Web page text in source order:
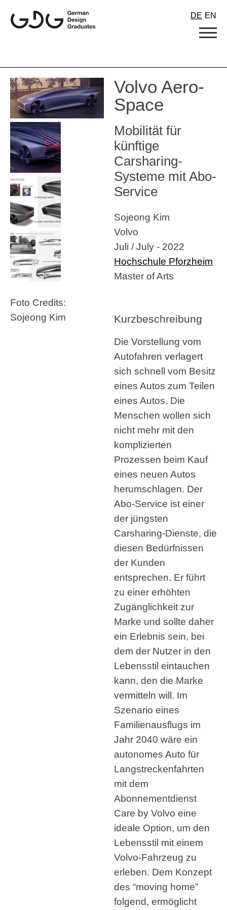
content
DE EN
Foto Credits:
Sojeong Kim
Volvo Aero-
Space
Mobilität für
künftige
Carsharing-
Systeme mit Abo-
Service
Sojeong Kim
Volvo
Juli / July - 2022
Hochschule Pforzheim
Master of Arts
Kurzbeschreibung
Die Vorstellung vom
Autofahren verlagert
sich schnell vom Besitz
eines Autos zum Teilen
eines Autos. Die
Menschen wollen sich
nicht mehr mit den
komplizierten
Prozessen beim Kauf
eines neuen Autos
herumschlagen. Der
Abo-Service ist einer
der jüngsten
Carsharing-Dienste, die
diesen Bedürfnissen
der Kunden
entsprechen. Er führt
zu einer erhöhten
Zugänglichkeit zur
Marke und sollte daher
ein Erlebnis sein, bei
dem der Nutzer in den
Lebensstil eintauchen
kann, den die Marke
vermitteln will. Im
Szenario eines
Familienausflugs im
Jahr 2040 wäre ein
autonomes Auto für
Langstreckenfahrten
mit dem
Abonnementdienst
Care by Volvo eine
ideale Option, um den
Lebensstil mit einem
Volvo-Fahrzeug zu
erleben. Dem Konzept
des “moving home”
folgend, ermöglicht